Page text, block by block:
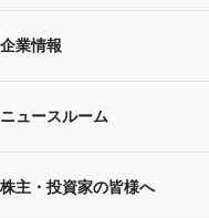
企業情報
企業情報トップ
SUBARUのありたい姿
ニュースルーム
ニュースルームトップ
株主・投資家の皆様へ